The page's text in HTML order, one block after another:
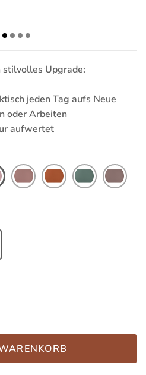
stilvolles Upgrade:
jeden Tag aufs Neue
oder Arbeiten
aufwertet